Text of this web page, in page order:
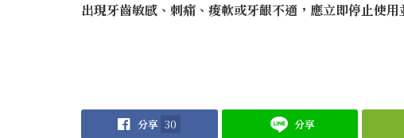
出現牙齒敏感、刺痛、痠軟或牙齦不適，應立即停止使用
分享 30 分享